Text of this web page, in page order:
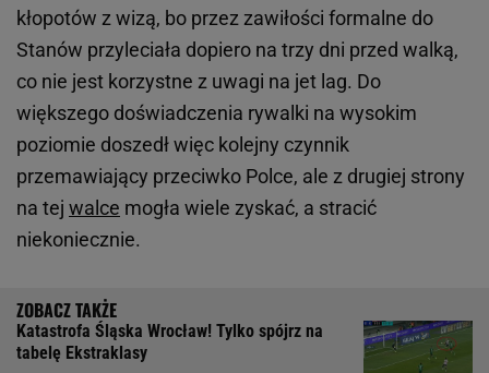
kłopotów z wizą, bo przez zawiłości formalne do
Stanów przyleciała dopiero na trzy dni przed walką,
co nie jest korzystne z uwagi na jet lag. Do
większego doświadczenia rywalki na wysokim
poziomie doszedł więc kolejny czynnik
przemawiający przeciwko Polce, ale z drugiej strony
na tej walce mogła wiele zyskać, a stracić
niekoniecznie.
Katastrofa Śląska Wrocław! Tylko spójrz na
tabelę Ekstraklasy